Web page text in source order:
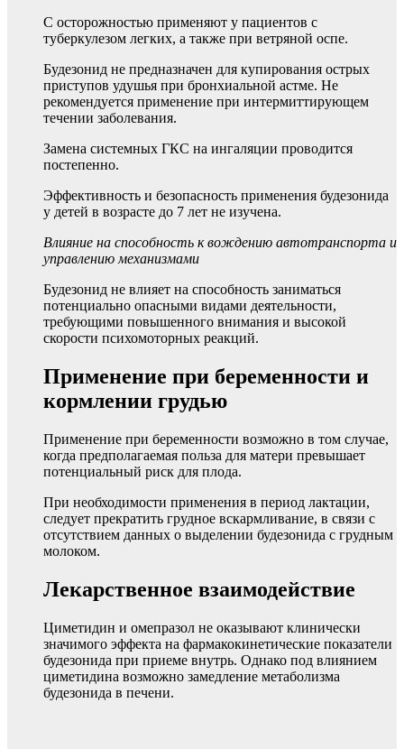
С осторожностью применяют у пациентов с
туберкулезом легких, а также при ветряной оспе.
Будезонид не предназначен для купирования острых
приступов удушья при бронхиальной астме. Не
рекомендуется применение при интермиттирующем
течении заболевания.
Замена системных ГКС на ингаляции проводится
постепенно.
Эффективность и безопасность применения будезонида
у детей в возрасте до 7 лет не изучена.
Влияние на способность к вождению автотранспорта и
управлению механизмами
Будезонид не влияет на способность заниматься
потенциально опасными видами деятельности,
требующими повышенного внимания и высокой
скорости психомоторных реакций.
Применение при беременности и
кормлении грудью
Применение при беременности возможно в том случае,
когда предполагаемая польза для матери превышает
потенциальный риск для плода.
При необходимости применения в период лактации,
следует прекратить грудное вскармливание, в связи с
отсутствием данных о выделении будезонида с грудным
молоком.
Лекарственное взаимодействие
Циметидин и омепразол не оказывают клинически
значимого эффекта на фармакокинетические показатели
будезонида при приеме внутрь. Однако под влиянием
циметидина возможно замедление метаболизма
будезонида в печени.